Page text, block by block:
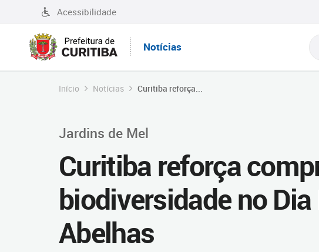
Acessibilidade
Notícias
Início Notícias Curitiba reforça...
Jardins de Mel
Curitiba reforça
biodiversidade no
Abelhas